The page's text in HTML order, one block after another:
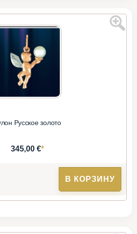
Русское золото
345,00 €*
В КОРЗИНУ